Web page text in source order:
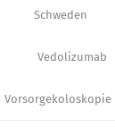
Schweden
Vedolizumab
Vorsorgekoloskopie